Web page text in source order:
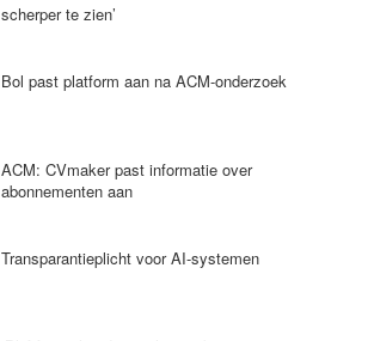
scherper te zien’
Bol past platform aan na ACM-onderzoek
ACM: CVmaker past informatie over
abonnementen aan
Transparantieplicht voor AI-systemen